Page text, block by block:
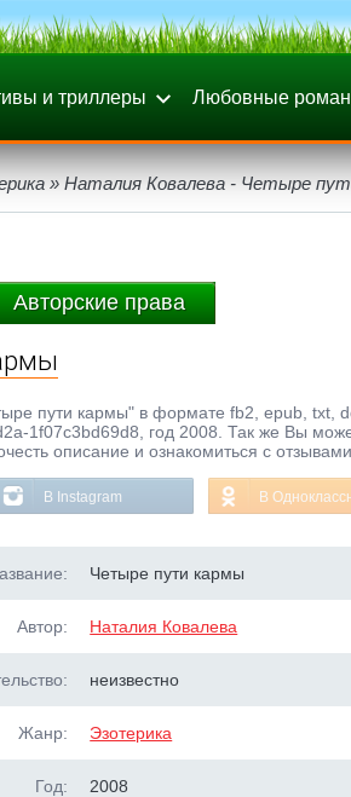
и триллеры Любовные
» Наталия Ковалева - Четыре
Авторские права
пути кармы" в формате fb2, epub, txt,
1f07c3bd69d8, год 2008. Так же Вы
описание и ознакомиться с отзывами.
В Instagram В
Четыре пути кармы
Автор: Наталия Ковалева
неизвестно
Жанр: Эзотерика
Год: 2008